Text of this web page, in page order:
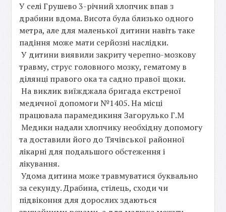
У селі Грушево 3-річний хлопчик впав з
драбини вдома. Висота була близько одного
метра, але для маленької дитини навіть таке
падіння може мати серйозні наслідки.
У дитини виявили закриту черепно-мозкову
травму, струс головного мозку, гематому в
ділянці правого ока та садно правої щоки.
На виклик виїжджала бригада екстреної
медичної допомоги №1405. На місці
працювала парамедикиня Загорулько Г.М
Медики надали хлопчику необхідну допомогу
та доставили його до Тячівської районної
лікарні для подальшого обстеження і
лікування.
Удома дитина може травмуватися буквально
за секунду. Драбина, стілець, сходи чи
підвіконня для дорослих здаються